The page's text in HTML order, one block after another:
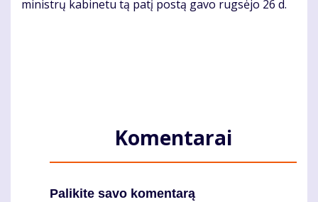
ministrų kabinetu tą patį postą gavo rugsėjo 26 d.
Komentarai
Palikite savo komentarą